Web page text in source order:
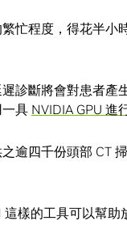
忙程度，得花半小
診斷將會對患者產
具 NVIDIA GPU 進
逾四千份頭部 CT
樣的工具可以幫助